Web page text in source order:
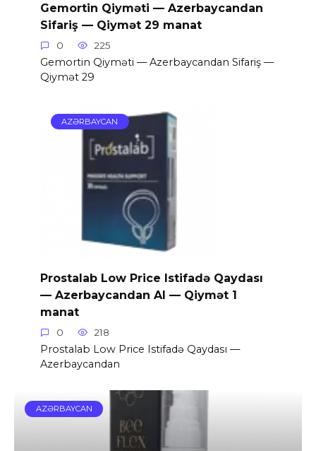
Gemortin Qiyməti — Azerbaycandan
Sifariş — Qiymət 29 manat
0 225
Gemortin Qiyməti — Azerbaycandan Sifariş —
Qiymət 29
AZƏRBAYCAN
Prostalab Low Price Istifadə Qaydası
— Azerbaycandan Al — Qiymət 1
manat
0 218
Prostalab Low Price Istifadə Qaydası —
Azerbaycandan
AZƏRBAYCAN